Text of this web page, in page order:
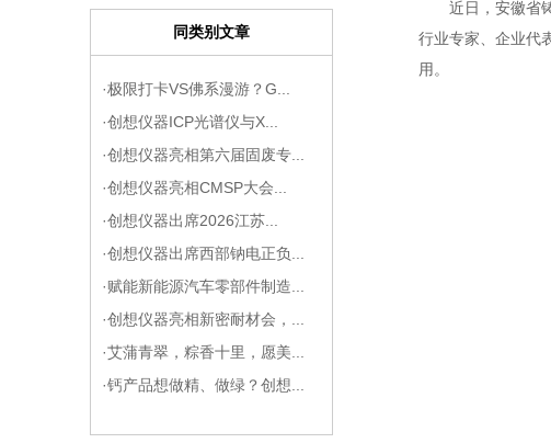
同类别文章
·极限打卡VS佛系漫游？G...
·创想仪器ICP光谱仪与X...
·创想仪器亮相第六届固废专...
·创想仪器亮相CMSP大会...
·创想仪器出席2026江苏...
·创想仪器出席西部钠电正负...
·赋能新能源汽车零部件制造...
·创想仪器亮相新密耐材会，...
·艾蒲青翠，粽香十里，愿美...
·钙产品想做精、做绿？创想...
近日，安徽省
行业专家、企业代
用。